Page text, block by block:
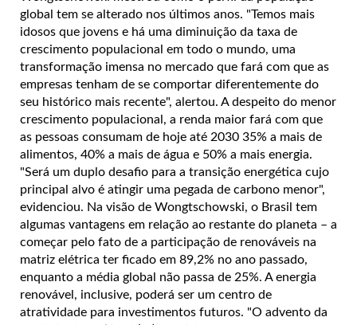
global tem se alterado nos últimos anos. "Temos mais
idosos que jovens e há uma diminuição da taxa de
crescimento populacional em todo o mundo, uma
transformação imensa no mercado que fará com que as
empresas tenham de se comportar diferentemente do
seu histórico mais recente", alertou. A despeito do menor
crescimento populacional, a renda maior fará com que
as pessoas consumam de hoje até 2030 35% a mais de
alimentos, 40% a mais de água e 50% a mais energia.
"Será um duplo desafio para a transição energética cujo
principal alvo é atingir uma pegada de carbono menor",
evidenciou. Na visão de Wongtschowski, o Brasil tem
algumas vantagens em relação ao restante do planeta – a
começar pelo fato de a participação de renováveis na
matriz elétrica ter ficado em 89,2% no ano passado,
enquanto a média global não passa de 25%. A energia
renovável, inclusive, poderá ser um centro de
atratividade para investimentos futuros. "O advento da